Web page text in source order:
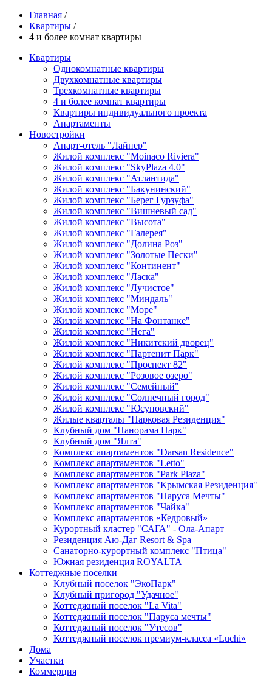
Главная /
Квартиры /
4 и более комнат квартиры
Квартиры
Однокомнатные квартиры
Двухкомнатные квартиры
Трехкомнатные квартиры
4 и более комнат квартиры
Квартиры индивидуального проекта
Апартаменты
Новостройки
Апарт-отель "Лайнер"
Жилой комплекс "Moinaco Riviera"
Жилой комплекс "SkyPlaza 4.0"
Жилой комплекс "Атлантида"
Жилой комплекс "Бакунинский"
Жилой комплекс "Берег Гурзуфа"
Жилой комплекс "Вишневый сад"
Жилой комплекс "Высота"
Жилой комплекс "Галерея"
Жилой комплекс "Долина Роз"
Жилой комплекс "Золотые Пески"
Жилой комплекс "Континент"
Жилой комплекс "Ласка"
Жилой комплекс "Лучистое"
Жилой комплекс "Миндаль"
Жилой комплекс "Море"
Жилой комплекс "На Фонтанке"
Жилой комплекс "Нега"
Жилой комплекс "Никитский дворец"
Жилой комплекс "Партенит Парк"
Жилой комплекс "Проспект 82"
Жилой комплекс "Розовое озеро"
Жилой комплекс "Семейный"
Жилой комплекс "Солнечный город"
Жилой комплекс "Юсуповский"
Жилые кварталы "Парковая Резиденция"
Клубный дом "Панорама Парк"
Клубный дом "Ялта"
Комплекс апартаментов "Darsan Residenсe"
Комплекс апартаментов "Letto"
Комплекс апартаментов "Park Plaza"
Комплекс апартаментов "Крымская Резиденция"
Комплекс апартаментов "Паруса Мечты"
Комплекс апартаментов "Чайка"
Комплекс апартаментов «Кедровый»
Курортный кластер "САГА" - Ола-Апарт
Резиденция Аю-Даг Resort & Spa
Санаторно-курортный комплекс "Птица"
Южная резиденция ROYALTA
Коттеджные поселки
Клубный поселок "ЭкоПарк"
Клубный пригород "Удачное"
Коттеджный поселок "La Vita"
Коттеджный поселок "Паруса мечты"
Коттеджный поселок "Утесов"
Коттеджный поселок премиум-класса «Luchi»
Дома
Участки
Коммерция